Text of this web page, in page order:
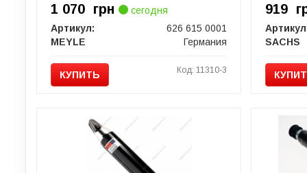
1 070 грн
сегодня
Артикул:
626 615 0001
MEYLE
Германия
КУПИТЬ Код: 11310-3
919
SACHS